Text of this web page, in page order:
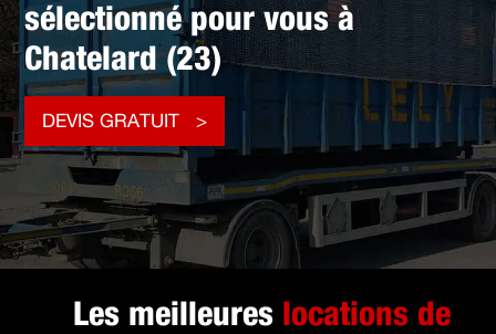
sélectionné pour vous à
Chatelard (23)
DEVIS GRATUIT
Les meilleures locations de